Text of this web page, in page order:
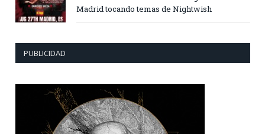
Madrid tocando temas de Nightwish
PUBLICIDAD